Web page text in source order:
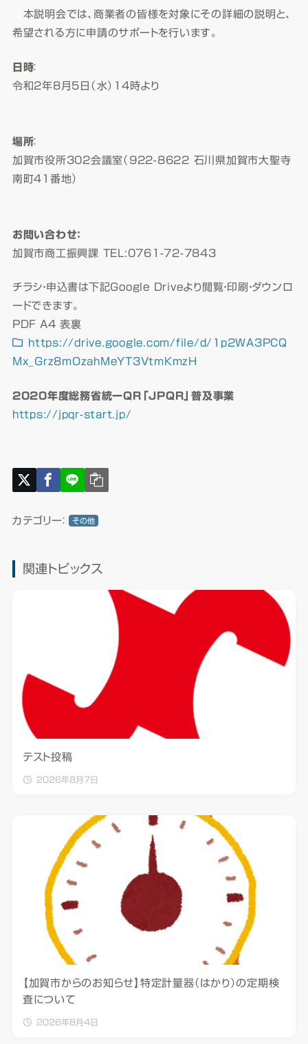
本説明会では、商業者の皆様を対象にその詳細の説明と、
希望される方に申請のサポートを行います。
日時：
令和2年8月5日（水）14時より
場所：
加賀市役所302会議室（922-8622 石川県加賀市大聖寺
南町４１番地）
お問い合わせ：
加賀市商工振興課 TEL:0761-72-7843
チラシ・申込書は下記Google Driveより閲覧・印刷・ダウンロ
ードできます。
PDF A4 表裏
https://drive.google.com/file/d/1p2WA3PCQ
Mx_Grz8mOzahMeYT3VtmKmzH
2020年度総務省統一QR「JPQR」普及事業
https://jpqr-start.jp/
カテゴリー： その他
関連トピックス
テスト投稿
2026年8月7日
【加賀市からのお知らせ】特定計量器（はかり）の定期検
査について
2026年8月4日